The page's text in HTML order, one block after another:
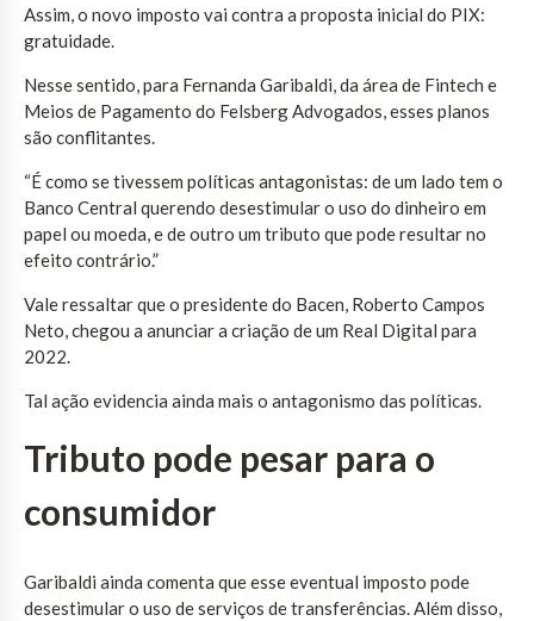
Assim, o novo imposto vai contra a proposta inicial do PIX:
gratuidade.
Nesse sentido, para Fernanda Garibaldi, da área de Fintech e
Meios de Pagamento do Felsberg Advogados, esses planos
são conflitantes.
“É como se tivessem políticas antagonistas: de um lado tem o
Banco Central querendo desestimular o uso do dinheiro em
papel ou moeda, e de outro um tributo que pode resultar no
efeito contrário.”
Vale ressaltar que o presidente do Bacen, Roberto Campos
Neto, chegou a anunciar a criação de um Real Digital para
2022.
Tal ação evidencia ainda mais o antagonismo das políticas.
Tributo pode pesar para o
consumidor
Garibaldi ainda comenta que esse eventual imposto pode
desestimular o uso de serviços de transferências. Além disso,